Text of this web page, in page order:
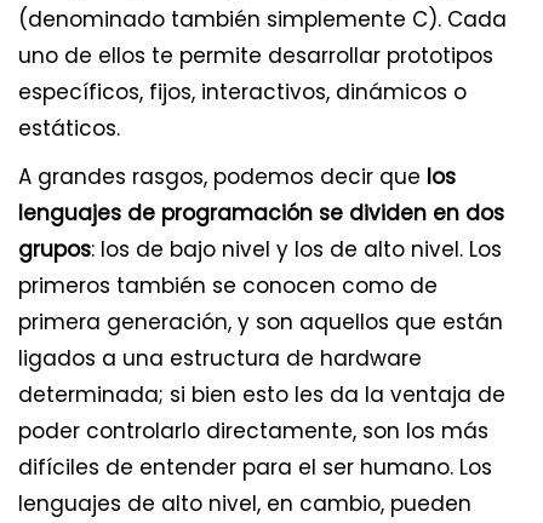
(denominado también simplemente C). Cada
uno de ellos te permite desarrollar prototipos
específicos, fijos, interactivos, dinámicos o
estáticos.
A grandes rasgos, podemos decir que los
lenguajes de programación se dividen en dos
grupos: los de bajo nivel y los de alto nivel. Los
primeros también se conocen como de
primera generación, y son aquellos que están
ligados a una estructura de hardware
determinada; si bien esto les da la ventaja de
poder controlarlo directamente, son los más
difíciles de entender para el ser humano. Los
lenguajes de alto nivel, en cambio, pueden